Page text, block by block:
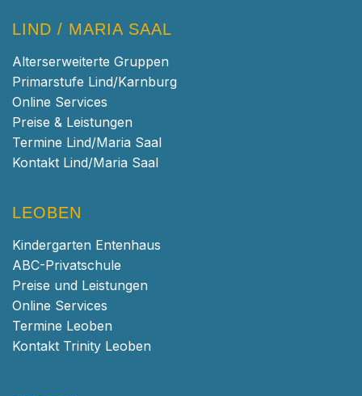
LIND / MARIA SAAL
Alterserweiterte Gruppen
Primarstufe Lind/Karnburg
Online Services
Preise & Leistungen
Termine Lind/Maria Saal
Kontakt Lind/Maria Saal
LEOBEN
Kindergarten Entenhaus
ABC-Privatschule
Preise und Leistungen
Online Services
Termine Leoben
Kontakt Trinity Leoben